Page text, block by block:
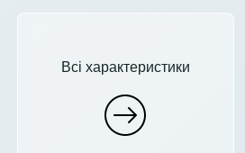
Всі характеристики